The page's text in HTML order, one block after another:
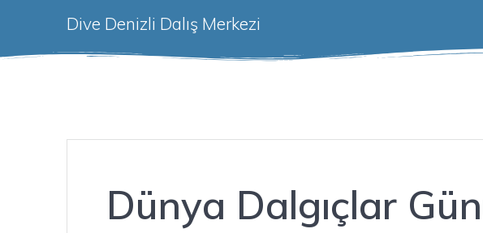
Dive Denizli Dalış Merkezi
Dünya Dalgıçlar